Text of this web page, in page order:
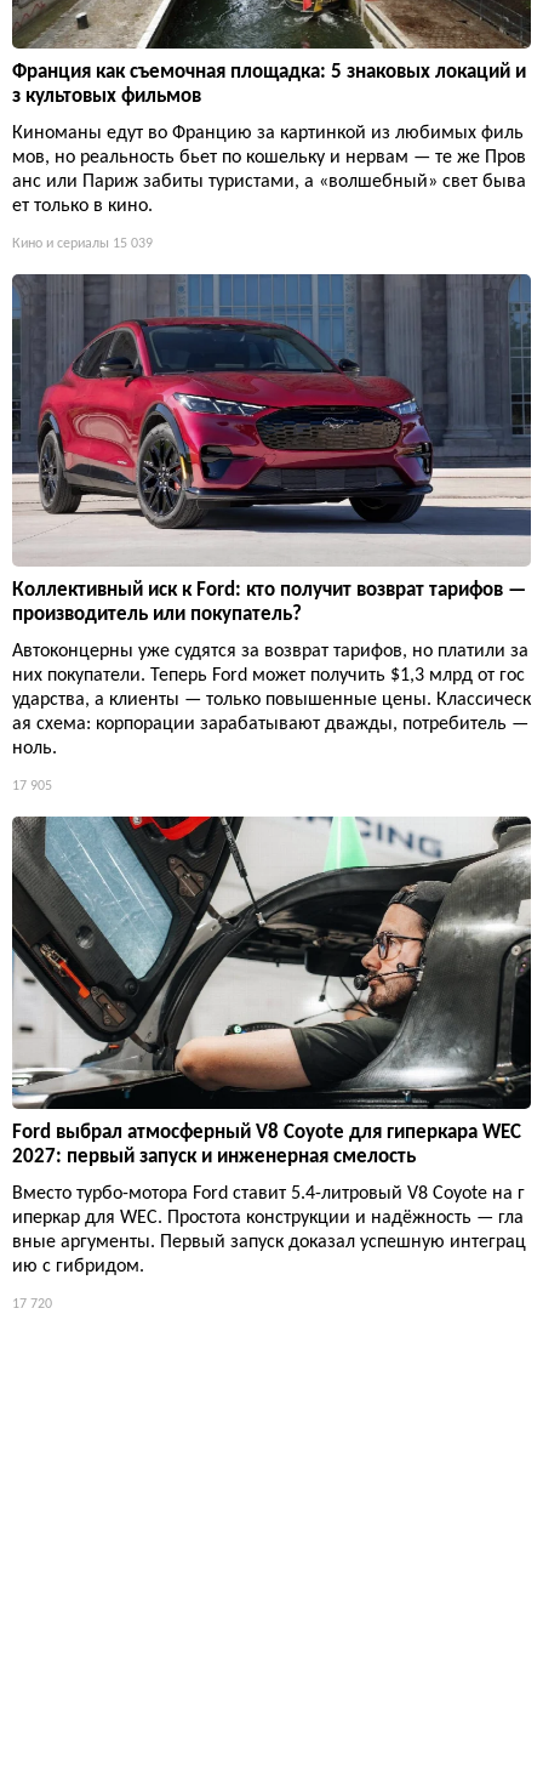
Франция как съемочная площадка: 5 знаковых локаций и
з культовых фильмов
Киноманы едут во Францию за картинкой из любимых филь
мов, но реальность бьет по кошельку и нервам — те же Пров
анс или Париж забиты туристами, а «волшебный» свет быва
ет только в кино.
Кино и сериалы 15 039
Коллективный иск к Ford: кто получит возврат тарифов —
производитель или покупатель?
Автоконцерны уже судятся за возврат тарифов, но платили за
них покупатели. Теперь Ford может получить $1,3 млрд от гос
ударства, а клиенты — только повышенные цены. Классическ
ая схема: корпорации зарабатывают дважды, потребитель —
ноль.
17 905
Ford выбрал атмосферный V8 Coyote для гиперкара WEC
2027: первый запуск и инженерная смелость
Вместо турбо-мотора Ford ставит 5.4-литровый V8 Coyote на г
иперкар для WEC. Простота конструкции и надёжность — гла
вные аргументы. Первый запуск доказал успешную интеграц
ию с гибридом.
17 720